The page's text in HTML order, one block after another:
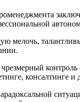
мелочь,
консалтинге и